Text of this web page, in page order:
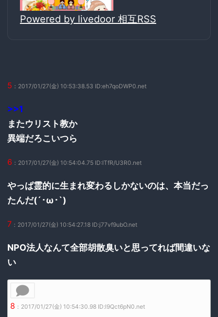
Powered by livedoor 相互RSS
5 ：2017/01/27(金) 10:53:38.53 ID:eh7qoDWP0.net
>>1
またウリスト教か
異端だろこいつら
6 ：2017/01/27(金) 10:54:04.75 ID:ITfR/U3R0.net
やっぱ霊的に生まれ変わるしかないのは、本当だっ
たんだ(´･ω･`)
7 ：2017/01/27(金) 10:54:27.18 ID:j77vf9ubO.net
NPO法人なんて全部胡散臭いと思ってれば間違いな
い
8 ：2017/01/27(金) 10:54:30.98 ID:l9Qct6pN0.net